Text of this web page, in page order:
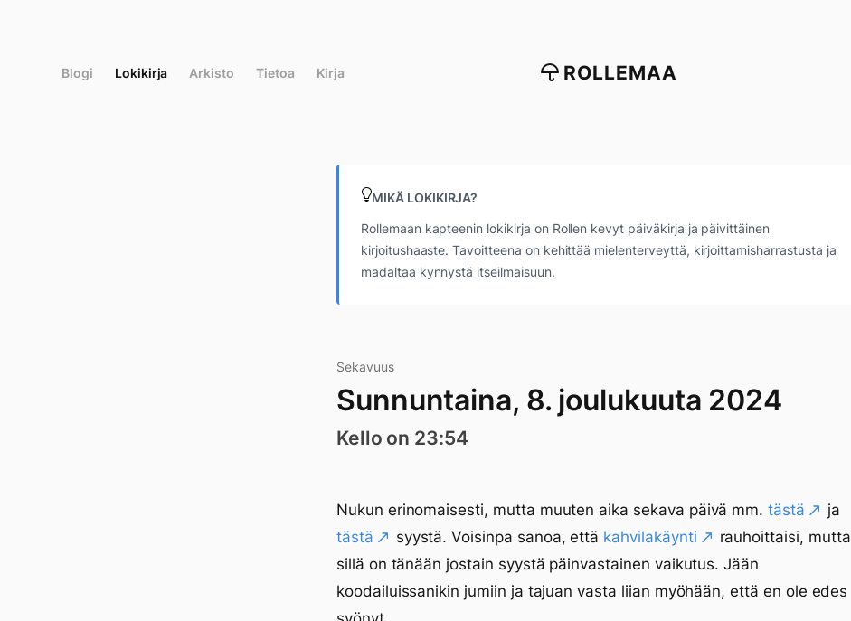
Blogi Lokikirja Arkisto Tietoa Kirja ROLLEMAA
MIKÄ LOKIKIRJA?
Rollemaan kapteenin lokikirja on Rollen kevyt päiväkirja ja päivittäinen
kirjoitushaaste. Tavoitteena on kehittää mielenterveyttä, kirjoittamisharrastusta ja
madaltaa kynnystä itseilmaisuun.
Sekavuus
Sunnuntaina, 8. joulukuuta 2024
Kello on 23:54
Nukun erinomaisesti, mutta muuten aika sekava päivä mm.tästä
ja
tästä
syystä. Voisinpa sanoa, että kahvilakäynti
rauhoittaisi, mutta
sillä on tänään jostain syystä päinvastainen vaikutus. Jään
koodailuissanikin jumiin ja tajuan vasta liian myöhään, että en ole edes